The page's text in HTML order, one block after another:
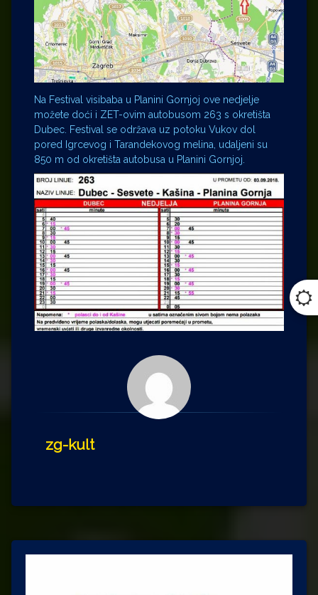
Na Festival visibaba u Planini Gornjoj ove nedjelje
možete doći i ZET-ovim autobusom 263 s okretišta
Dubec. Festival se održava uz potoku Vukov dol
pored Igrcevog i Tarandekovog melina, udaljeni su
850 m od okretišta autobusa u Planini Gornjoj.
zg-kult